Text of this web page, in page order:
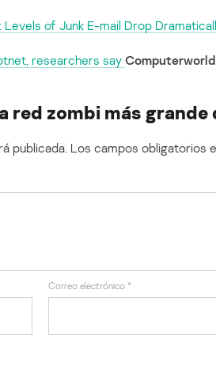
of Junk E-mail Drop
researchers say Computerworld
zombi más grande
publicada. Los campos obligatorios
Correo electrónico *